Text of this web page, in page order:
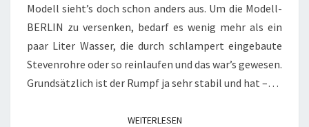
Modell sieht’s doch schon anders aus. Um die Modell-
BERLIN zu versenken, bedarf es wenig mehr als ein
paar Liter Wasser, die durch schlampert eingebaute
Stevenrohre oder so reinlaufen und das war’s gewesen.
Grundsätzlich ist der Rumpf ja sehr stabil und hat –…
WEITERLESENWEITERLESEN